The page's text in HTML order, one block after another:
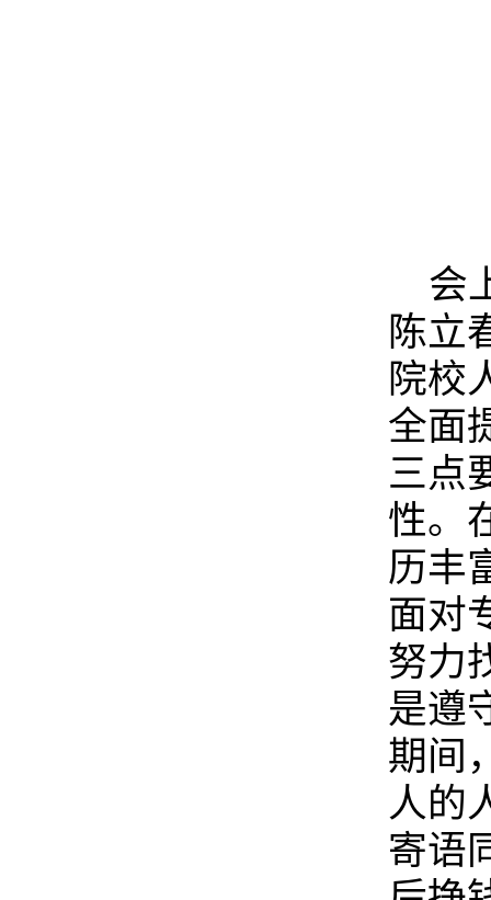
会
陈立
院校
全面
三点
性。
历丰
面对
努力
是遵
期间
人的
寄语